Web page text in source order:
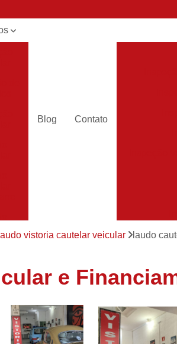
Blog Contato
Inspeção
laudo vistoria cautelar veicular laudo
e